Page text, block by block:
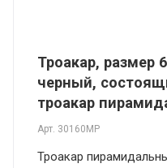
Троакар, размер
черный,
троакар
Арт. 30160MP
Троакар